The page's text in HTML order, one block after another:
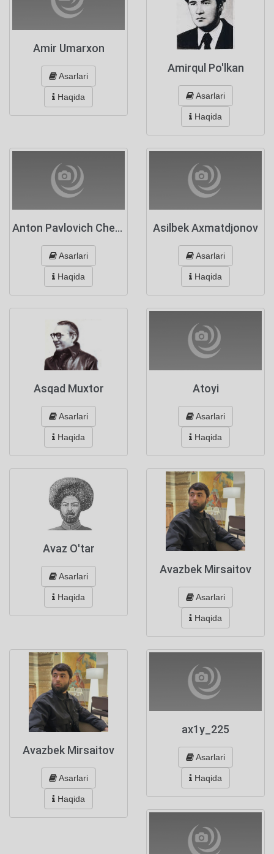
Amir Umarxon
Asarlari
Haqida
Amirqul Po'lkan
Asarlari
Haqida
Anton Pavlovich Chexov
Asarlari
Haqida
Asilbek Axmatdjonov
Asarlari
Haqida
Asqad Muxtor
Asarlari
Haqida
Atoyi
Asarlari
Haqida
Avaz O'tar
Asarlari
Haqida
Avazbek Mirsaitov
Asarlari
Haqida
Avazbek Mirsaitov
Asarlari
Haqida
ax1y_225
Asarlari
Haqida